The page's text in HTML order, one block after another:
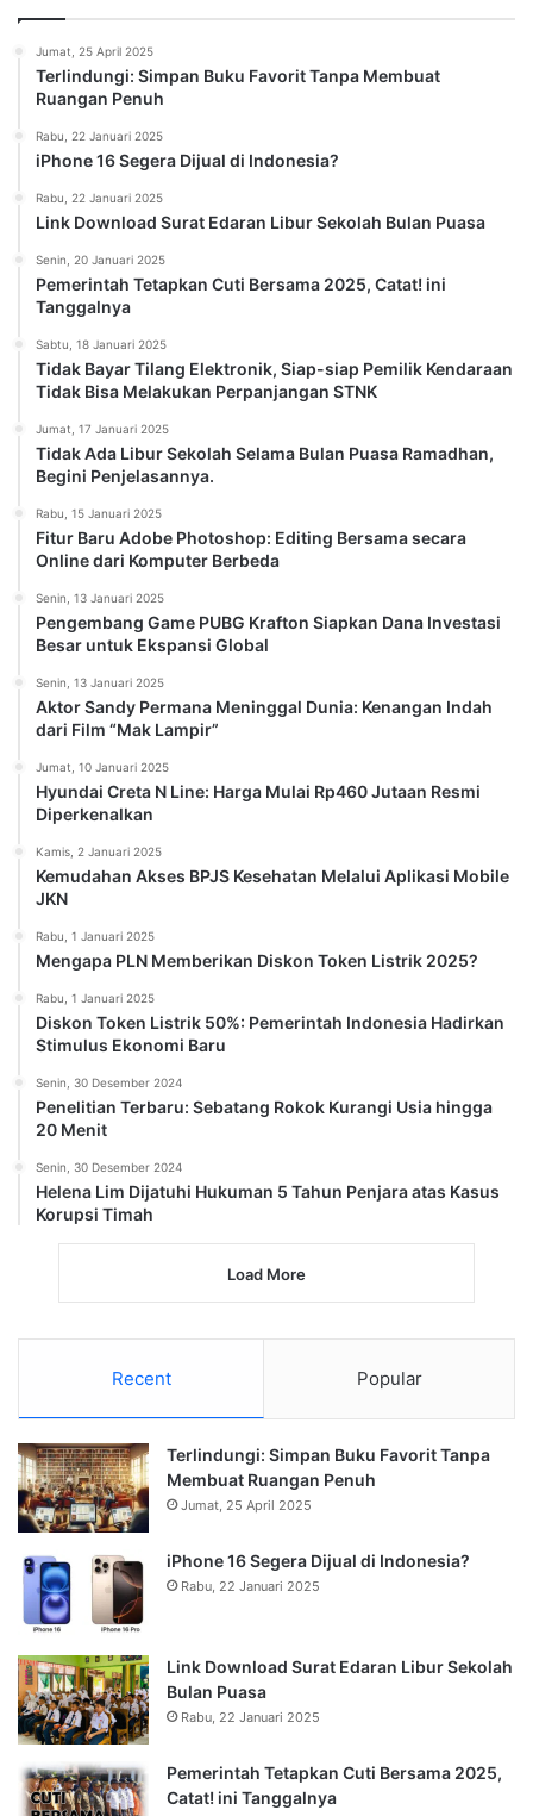
Jumat, 25 April 2025
Terlindungi: Simpan Buku Favorit Tanpa Membuat
Ruangan Penuh
Rabu, 22 Januari 2025
iPhone 16 Segera Dijual di Indonesia?
Rabu, 22 Januari 2025
Link Download Surat Edaran Libur Sekolah Bulan Puasa
Senin, 20 Januari 2025
Pemerintah Tetapkan Cuti Bersama 2025, Catat! ini
Tanggalnya
Sabtu, 18 Januari 2025
Tidak Bayar Tilang Elektronik, Siap-siap Pemilik Kendaraan
Tidak Bisa Melakukan Perpanjangan STNK
Jumat, 17 Januari 2025
Tidak Ada Libur Sekolah Selama Bulan Puasa Ramadhan,
Begini Penjelasannya.
Rabu, 15 Januari 2025
Fitur Baru Adobe Photoshop: Editing Bersama secara
Online dari Komputer Berbeda
Senin, 13 Januari 2025
Pengembang Game PUBG Krafton Siapkan Dana Investasi
Besar untuk Ekspansi Global
Senin, 13 Januari 2025
Aktor Sandy Permana Meninggal Dunia: Kenangan Indah
dari Film “Mak Lampir”
Jumat, 10 Januari 2025
Hyundai Creta N Line: Harga Mulai Rp460 Jutaan Resmi
Diperkenalkan
Kamis, 2 Januari 2025
Kemudahan Akses BPJS Kesehatan Melalui Aplikasi Mobile
JKN
Rabu, 1 Januari 2025
Mengapa PLN Memberikan Diskon Token Listrik 2025?
Rabu, 1 Januari 2025
Diskon Token Listrik 50%: Pemerintah Indonesia Hadirkan
Stimulus Ekonomi Baru
Senin, 30 Desember 2024
Penelitian Terbaru: Sebatang Rokok Kurangi Usia hingga
20 Menit
Senin, 30 Desember 2024
Helena Lim Dijatuhi Hukuman 5 Tahun Penjara atas Kasus
Korupsi Timah
Load More
Recent Popular
Terlindungi: Simpan Buku Favorit Tanpa
Membuat Ruangan Penuh
Jumat, 25 April 2025
iPhone 16 Segera Dijual di Indonesia?
Rabu, 22 Januari 2025
Link Download Surat Edaran Libur Sekolah
Bulan Puasa
Rabu, 22 Januari 2025
Pemerintah Tetapkan Cuti Bersama 2025,
Catat! ini Tanggalnya